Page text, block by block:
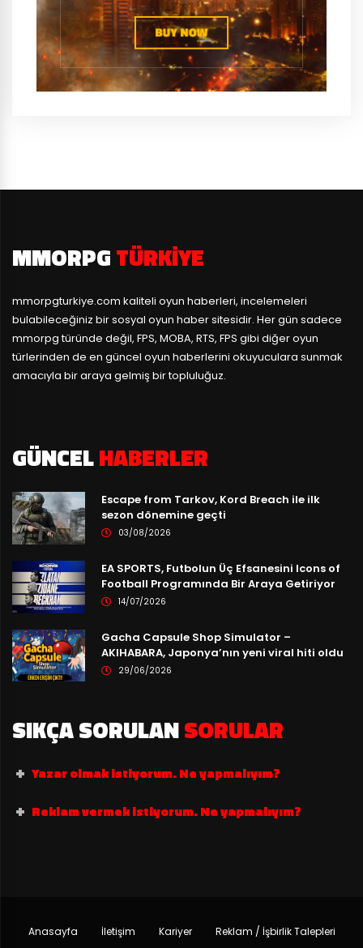
MMORPGTÜRKIYE
mmorpgturkiye.com kaliteli oyun haberleri, incelemeleri
bulabileceğiniz bir sosyal oyun haber sitesidir. Her gün sadece
mmorpg türünde değil, FPS, MOBA, RTS, FPS gibi diğer oyun
türlerinden de en güncel oyun haberlerini okuyuculara sunmak
amacıyla bir araya gelmiş bir topluluğuz.
GÜNCELHABERLER
Escape from Tarkov, Kord Breach ile ilk
sezon dönemine geçti
03/08/2026
EA SPORTS, Futbolun Üç Efsanesini Icons of
Football Programında Bir Araya Getiriyor
14/07/2026
Gacha Capsule Shop Simulator –
AKIHABARA, Japonya’nın yeni viral hiti oldu
29/06/2026
SIKÇA SORULANSORULAR
Yazar olmak istiyorum. Ne yapmalıyım?
Reklam vermek istiyorum. Ne yapmalıyım?
Anasayfa İletişim Kariyer Reklam / İşbirlik Talepleri